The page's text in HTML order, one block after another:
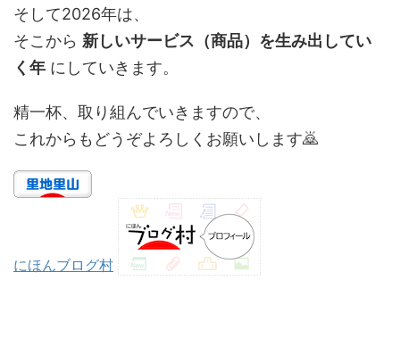
そして2026年は、
そこから 新しいサービス（商品）を生み出してい
く年 にしていきます。
精一杯、取り組んでいきますので、
これからもどうぞよろしくお願いします🙇
にほんブログ村